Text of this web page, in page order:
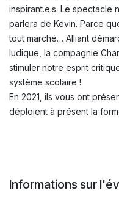
inspirant.e.s. Le spectacle
parlera de Kevin. Parce
tout marché… Alliant
ludique, la compagnie
stimuler notre esprit
système scolaire !
En 2021, ils vous ont
déploient à présent la
Informations sur